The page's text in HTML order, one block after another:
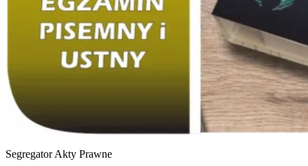
Segregator Akty Prawne